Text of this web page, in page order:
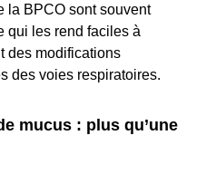
la BPCO sont souvent
qui les rend faciles à
des modifications
des voies respiratoires.
mucus : plus qu’une